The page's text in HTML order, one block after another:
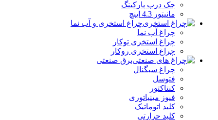
جک درب پارکینگ
مانیتور 4.3 اینچ
چراغ استخری و آب نما
چراغ آب نما
چراغ استخری توکار
چراغ استخری روکار
برق صنعتی
چراغ سیگنال
فتوسل
کنتاکتور
فیوز مینیاتوری
کلید اتوماتیک
کلید حرارتی